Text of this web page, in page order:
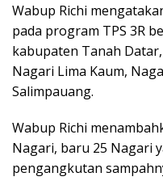
Wabup Richi
pada program TPS 3R
kabupaten Tanah
Nagari Lima Kaum,
Salimpauang.
Wabup Richi
Nagari, baru 25 Nagari
pengangkutan